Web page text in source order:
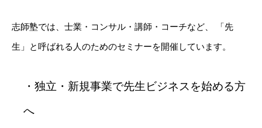
志師塾では、士業・コンサル・講師・コーチなど、
「先
生」と呼ばれる人のためのセミナーを開催しています。
・独立・新規事業で先生ビジネスを始める方
へ